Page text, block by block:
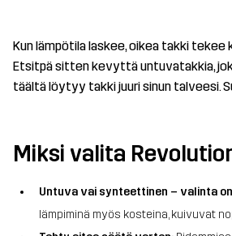
Kun lämpötila laskee, oikea takki
Etsitpä sitten kevyttä untuvatakkia,
täältä löytyy takki juuri sinun talveesi.
Miksi valita
Untuva vai synteettinen – valinta
lämpiminä myös kosteina, kuivuvat